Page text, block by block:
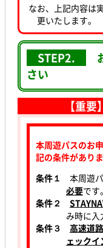
なお、上記内容は
更いたします。
STEP2.
さい
【重
本周遊パスのお
記の条件がありま
条件１
本周遊
必要です。
条件２
み時に入
条件３
高速道
ェックイ